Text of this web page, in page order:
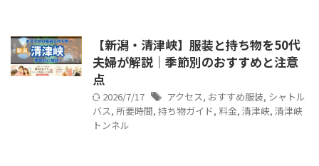
【新潟・清津峡】服装と持ち物を50代
夫婦が解説｜季節別のおすすめと注意
点
2026/7/17 アクセス, おすすめ服装, シャトル
バス, 所要時間, 持ち物ガイド, 料金, 清津峡, 清津峡
トンネル